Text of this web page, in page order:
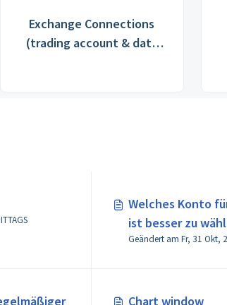
Exchange Connections
(trading account & data
Welches Konto
ist besser zu
Chart window